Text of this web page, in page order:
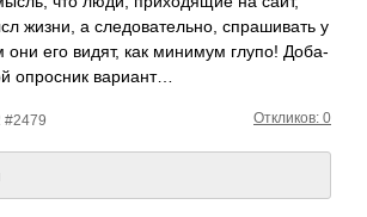
жизни, а след­оват­ельно, спра­шивать у
они его видят, как минимум глупо! Доба­
опро­сник вариант…
#2479 Откликов: 0